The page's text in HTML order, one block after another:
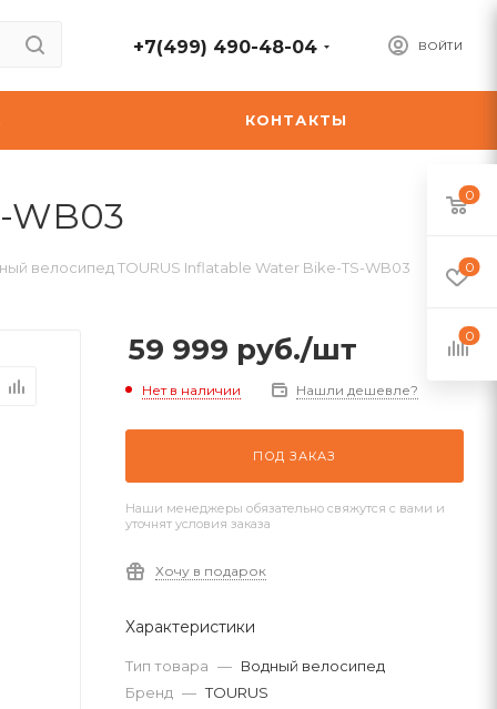
ВОЙТИ
+7(499) 490-48-04
КОНТАКТЫ
WB03
велосипед TOURUS Inflatable Water Bike-TS-WB03
59 999 руб./шт
Нет в наличии Нашли дешевле?
ПОД ЗАКАЗ
Наши менеджеры обязательно свяжутся с вами и
уточнят условия заказа
Хочу в подарок
Характеристики
Тип товара — Водный велосипед
Бренд — TOURUS
0
0
0